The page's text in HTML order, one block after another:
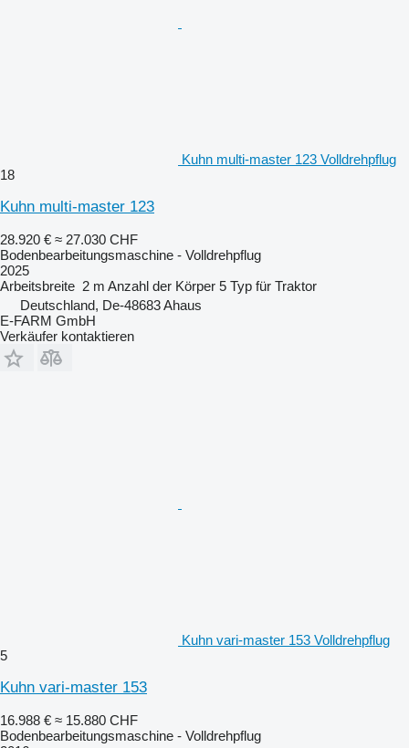
Kuhn multi-master 123 Volldrehpflug
18
Kuhn multi-master 123
28.920 € ≈ 27.030 CHF
Bodenbearbeitungsmaschine - Volldrehpflug
2025
Arbeitsbreite 2 m Anzahl der Körper 5 Typ für Traktor
Deutschland, De-48683 Ahaus
E-FARM GmbH
Verkäufer kontaktieren
Kuhn vari-master 153 Volldrehpflug
5
Kuhn vari-master 153
16.988 € ≈ 15.880 CHF
Bodenbearbeitungsmaschine - Volldrehpflug